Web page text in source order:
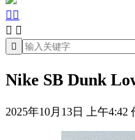
 
 

Nike SB Dunk
2025年10月13日 上午4:42